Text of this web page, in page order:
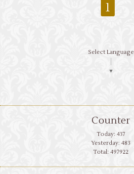
1
Select Language
▼
Counter
Today: 437
Yesterday: 483
Total: 497922